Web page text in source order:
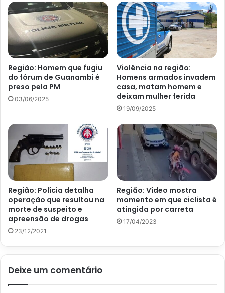
Região: Homem que fugiu
do fórum de Guanambi é
preso pela PM
03/06/2025
Violência na região:
Homens armados invadem
casa, matam homem e
deixam mulher ferida
19/09/2025
Região: Polícia detalha
operação que resultou na
morte de suspeito e
apreensão de drogas
23/12/2021
Região: Vídeo mostra
momento em que ciclista é
atingida por carreta
17/04/2023
Deixe um comentário